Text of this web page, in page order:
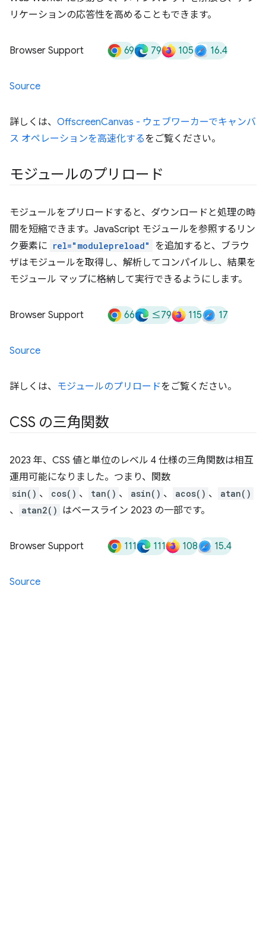
リケーションの応答性を高めることもできます。
Browser Support 69 79 105 16.4
Source
詳しくは、 OffscreenCanvas - ウェブワーカーでキャンバ
ス オペレーションを高速化するをご覧ください。
モジュールのプリロード
モジュールをプリロードすると、ダウンロードと処理の時
間を短縮できます。JavaScript モジュールを参照するリン
ク要素に rel="modulepreload"
を追加すると、ブラウ
ザはモジュールを取得し、解析してコンパイルし、結果を
モジュール マップに格納して実行できるようにします。
Browser Support 66 ≤79 115 17
Source
詳しくは、 モジュールのプリロードをご覧ください。
CSS の三角関数
2023 年、CSS 値と単位のレベル 4 仕様の三角関数は相互
運用可能になりました。つまり、関数
sin() 、 cos() 、 tan() 、 asin() 、 acos() 、 atan()
、 atan2() はベースライン 2023 の一部です。
Browser Support 111 111 108 15.4
Source